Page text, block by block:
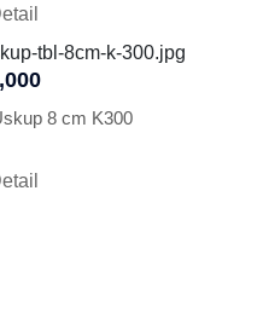
8 cm K300